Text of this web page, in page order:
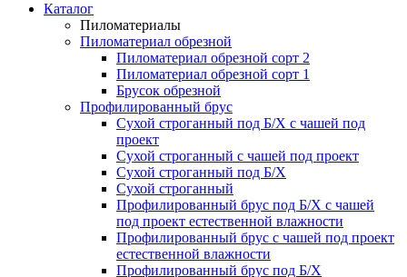
Каталог
Пиломатериалы
Пиломатериал обрезной
Пиломатериал обрезной сорт 2
Пиломатериал обрезной сорт 1
Брусок обрезной
Профилированный брус
Сухой строганный под Б/Х с чашей под
проект
Сухой строганный с чашей под проект
Сухой строганный под Б/Х
Сухой строганный
Профилированный брус под Б/Х с чашей
под проект естественной влажности
Профилированный брус с чашей под проект
естественной влажности
Профилированный брус под Б/Х